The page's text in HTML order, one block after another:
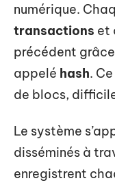
numérique.
transactions et
précédent
appelé hash.
de blocs,
Le système
disséminés à
enregistrent